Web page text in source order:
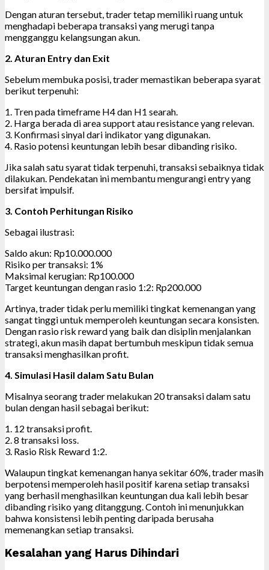
Dengan aturan tersebut, trader tetap memiliki ruang untuk
menghadapi beberapa transaksi yang merugi tanpa
mengganggu kelangsungan akun.
2. Aturan Entry dan Exit
Sebelum membuka posisi, trader memastikan beberapa syarat
berikut terpenuhi:
1. Tren pada timeframe H4 dan H1 searah.
2. Harga berada di area support atau resistance yang relevan.
3. Konfirmasi sinyal dari indikator yang digunakan.
4. Rasio potensi keuntungan lebih besar dibanding risiko.
Jika salah satu syarat tidak terpenuhi, transaksi sebaiknya tidak
dilakukan. Pendekatan ini membantu mengurangi entry yang
bersifat impulsif.
3. Contoh Perhitungan Risiko
Sebagai ilustrasi:
Saldo akun: Rp10.000.000
Risiko per transaksi: 1%
Maksimal kerugian: Rp100.000
Target keuntungan dengan rasio 1:2: Rp200.000
Artinya, trader tidak perlu memiliki tingkat kemenangan yang
sangat tinggi untuk memperoleh keuntungan secara konsisten.
Dengan rasio risk reward yang baik dan disiplin menjalankan
strategi, akun masih dapat bertumbuh meskipun tidak semua
transaksi menghasilkan profit.
4. Simulasi Hasil dalam Satu Bulan
Misalnya seorang trader melakukan 20 transaksi dalam satu
bulan dengan hasil sebagai berikut:
1. 12 transaksi profit.
2. 8 transaksi loss.
3. Rasio Risk Reward 1:2.
Walaupun tingkat kemenangan hanya sekitar 60%, trader masih
berpotensi memperoleh hasil positif karena setiap transaksi
yang berhasil menghasilkan keuntungan dua kali lebih besar
dibanding risiko yang ditanggung. Contoh ini menunjukkan
bahwa konsistensi lebih penting daripada berusaha
memenangkan setiap transaksi.
Kesalahan yang Harus Dihindari